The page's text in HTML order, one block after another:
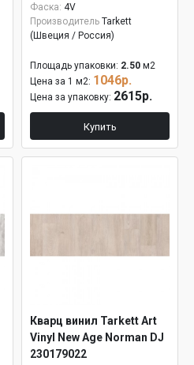
Фаска: 4V
Производитель Tarkett
(Швеция / Россия)
Площадь упаковки: 2.50 м2
Цена за 1 м2: 1046р.
Цена за упаковку: 2615р.
Купить
Кварц винил Tarkett Art
Vinyl New Age Norman DJ
230179022